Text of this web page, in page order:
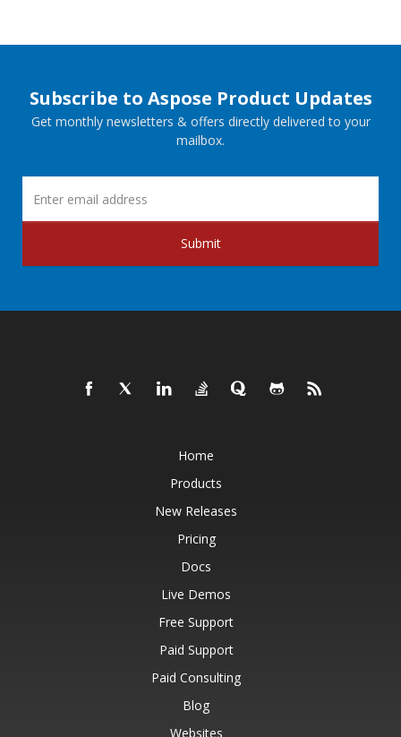
Subscribe to Aspose Product Updates
Get monthly newsletters & offers directly delivered to your
mailbox.
Submit
Home
Products
New Releases
Pricing
Docs
Live Demos
Free Support
Paid Support
Paid Consulting
Blog
Websites